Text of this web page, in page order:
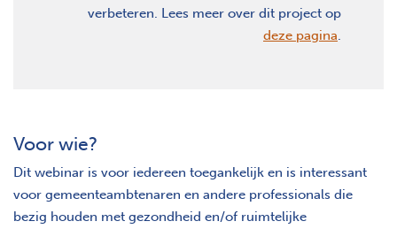
verbeteren. Lees meer over dit project op
deze pagina.
Voor wie?
Dit webinar is voor iedereen toegankelijk en is interessant
voor gemeenteambtenaren en andere professionals die
bezig houden met gezondheid en/of ruimtelijke